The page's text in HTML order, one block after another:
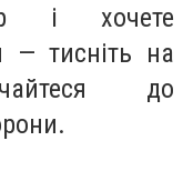
і хочете
— тисніть на
до